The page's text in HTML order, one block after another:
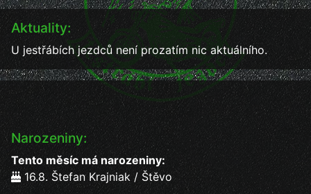
Aktuality:
U jestřábích jezdců není prozatím nic aktuálního.
Narozeniny:
Tento měsíc má narozeniny:
16.8. Štefan Krajniak / Štěvo